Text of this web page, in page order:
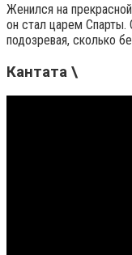
Женился на
он стал царем Спарты.
подозревая, сколько
Кантата \